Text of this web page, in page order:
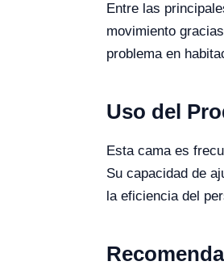
Entre las
movimiento
problema en
Uso del
Esta cama es
Su capacidad de
la eficiencia del